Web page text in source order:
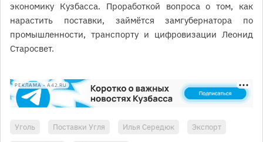
экономику Кузбасса. Проработкой вопроса о том, как
нарастить поставки, займётся замгубернатора по
промышленности, транспорту и цифровизации Леонид
Старосвет.
РЕКЛАМА • A42.RU
Уголь Поставки Угля Илья Середюк Экспорт